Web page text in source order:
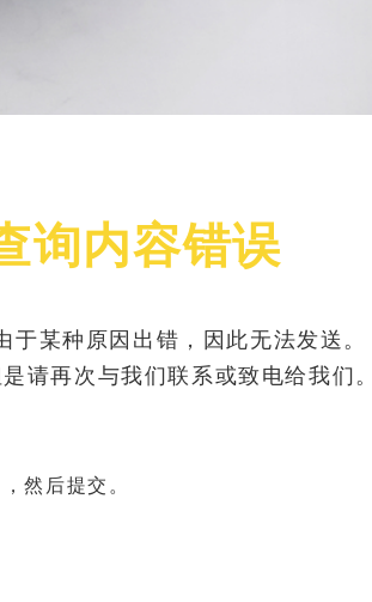
询内容错误
于某种原因出错，因此无法发送。
请再次与我们联系或致电给我们。
然后提交。